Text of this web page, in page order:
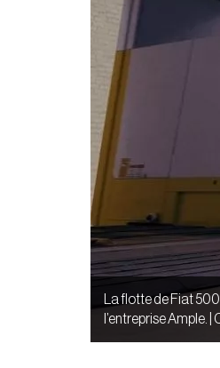
La flotte de Fiat
l’entreprise Ample. |